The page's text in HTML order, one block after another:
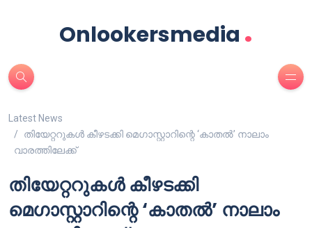
Onlookersmedia .
Latest News
തിയേറ്ററുകൾ കീഴടക്കി മെഗാസ്റ്റാറിന്റെ ‘കാതൽ’ നാലാം
വാരത്തിലേക്ക്
തിയേറ്ററുകൾ കീഴടക്കി
മെഗാസ്റ്റാറിന്റെ ‘കാതൽ’ നാലാം